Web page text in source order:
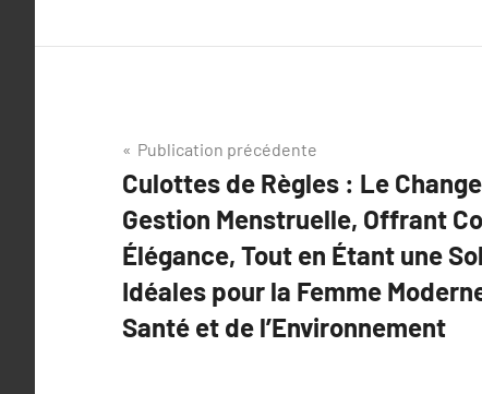
Navigation
de
l’article
Publication précédente
Culottes de Règles : Le
Gestion Menstruelle, Offrant
Élégance, Tout en Étant une
Idéales pour la Femme
Santé et de l’Environnement